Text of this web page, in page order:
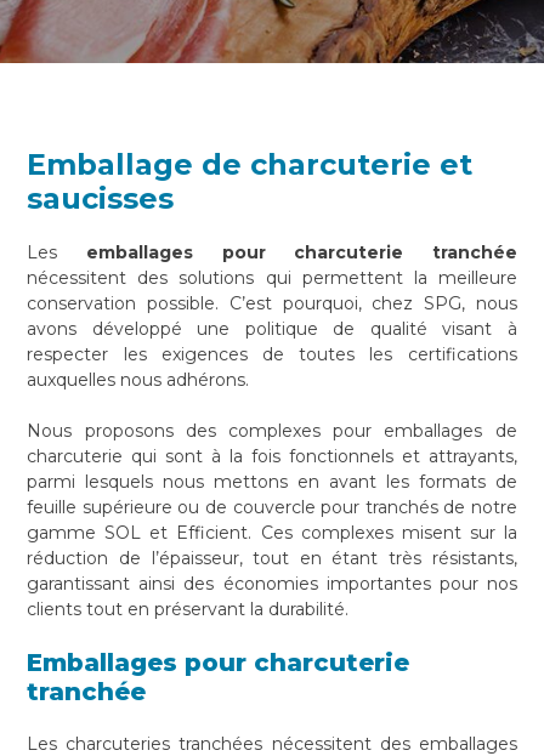
Emballage de charcuterie et
saucisses
Les emballages pour charcuterie tranchée
nécessitent des solutions qui permettent la meilleure
conservation possible. C’est pourquoi, chez SPG, nous
avons développé une politique de qualité visant à
respecter les exigences de toutes les certifications
auxquelles nous adhérons.
Nous proposons des complexes pour emballages de
charcuterie qui sont à la fois fonctionnels et attrayants,
parmi lesquels nous mettons en avant les formats de
feuille supérieure ou de couvercle pour tranchés de notre
gamme SOL et Efficient. Ces complexes misent sur la
réduction de l’épaisseur, tout en étant très résistants,
garantissant ainsi des économies importantes pour nos
clients tout en préservant la durabilité.
Emballages pour charcuterie
tranchée
Les charcuteries tranchées nécessitent des emballages